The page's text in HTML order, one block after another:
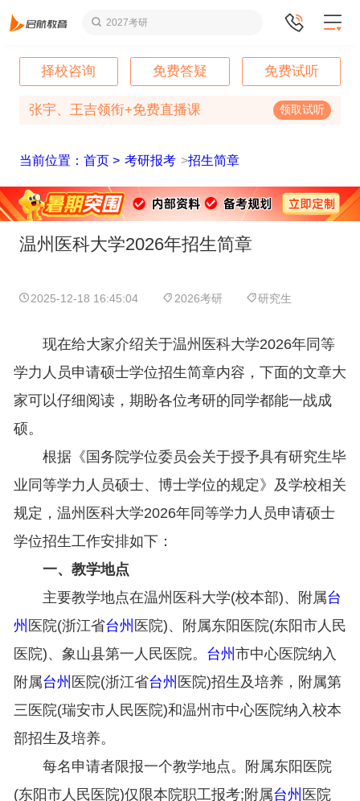
2027考研
择校咨询 免费答疑 免费试听
张宇、王吉领衔+免费直播课 领取试听
当前位置：首页 > 考研报考 >招生简章
温州医科大学2026年招生简章
2025-12-18 16:45:04 2026考研 研究生
现在给大家介绍关于温州医科大学2026年同等
学力人员申请硕士学位招生简章内容，下面的文章大
家可以仔细阅读，期盼各位考研的同学都能一战成
硕。
根据《国务院学位委员会关于授予具有研究生毕
业同等学力人员硕士、博士学位的规定》及学校相关
规定，温州医科大学2026年同等学力人员申请硕士
学位招生工作安排如下：
一、教学地点
主要教学地点在温州医科大学(校本部)、附属台
州 医院(浙江省台州 医院)、附属东阳医院(东阳市人民
医院)、象山县第一人民医院。 台州 市中心医院纳入
附属台州 医院(浙江省台州 医院)招生及培养，附属第
三医院(瑞安市人民医院)和温州市中心医院纳入校本
部招生及培养。
每名申请者限报一个教学地点。附属东阳医院
(东阳市人民医院)仅限本院职工报考;附属台州 医院